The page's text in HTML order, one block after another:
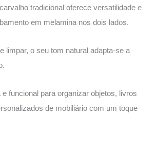
tradicional oferece versatilidade e
em melamina nos dois lados.
limpar, o seu tom natural adapta-se a
funcional para organizar objetos, livros
de mobiliário com um toque